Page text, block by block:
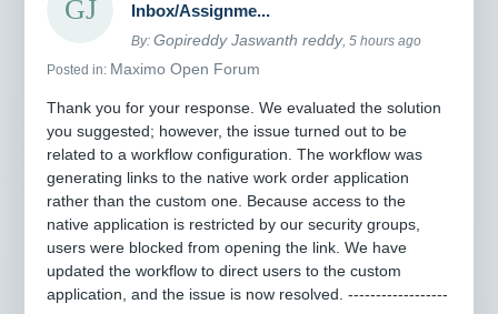
Inbox/Assignme...
By:Gopireddy Jaswanth reddy, 5 hours ago
Posted in: Maximo Open Forum
Thank you for your response. We evaluated the solution
you suggested; however, the issue turned out to be
related to a workflow configuration. The workflow was
generating links to the native work order application
rather than the custom one. Because access to the
native application is restricted by our security groups,
users were blocked from opening the link. We have
updated the workflow to direct users to the custom
application, and the issue is now resolved. ------------------